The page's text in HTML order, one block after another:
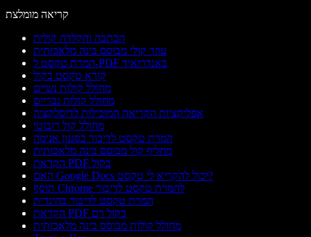
קריאה מומלצת
הכתבה והקלדה קולית
עוזר קולי מבוסס בינה מלאכותית
המרת טקסט ל-PDF באנדרואיד
קורא טקסט בקול
מחולל קולות נשיים
מחולל קולות גבריים
אפליקציות הקריאה המובילות לדיסלקציה
מחולל קול רובוטי
המרת טקסט לדיבור בסגנון אנימה
מחליף קול מבוסס בינה מלאכותית
הקראת PDF בקול
האם Google Docs יכול להקריא לי טקסט?
תוסף Chrome להמרת טקסט לדיבור
המרת טקסט לדיבור בהינדית
הקראת PDF בקול רם
מחולל קולות מבוסס בינה מלאכותית